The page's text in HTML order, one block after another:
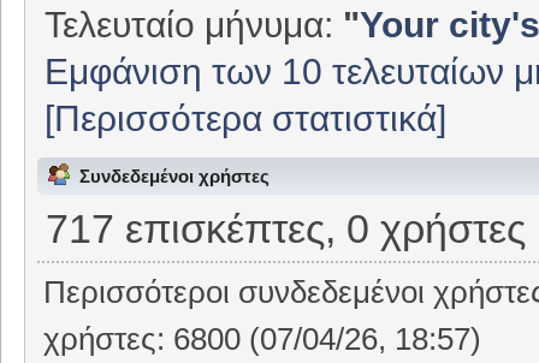
Τελευταίο μήνυμα: "Your
Εμφάνιση των 10 τελευταίων
[Περισσότερα στατιστικά]
Συνδεδεμένοι χρήστες
717 επισκέπτες, 0 χρήστες
Περισσότεροι συνδεδεμένοι
χρήστες: 6800 (07/04/26, 18:57)